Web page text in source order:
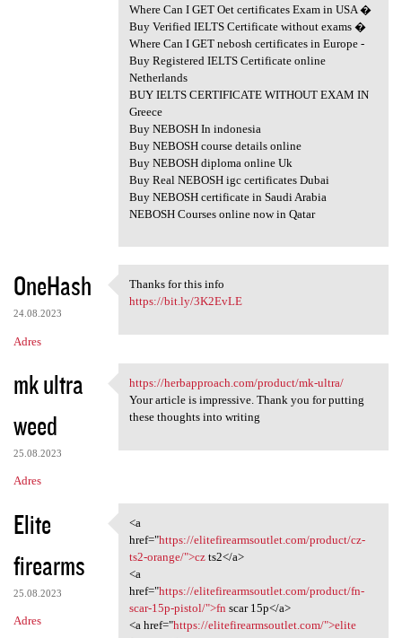
Where Can I GET Oet certificates Exam in USA �
Buy Verified IELTS Certificate without exams �
Where Can I GET nebosh certificates in Europe -
Buy Registered IELTS Certificate online
Netherlands
BUY IELTS CERTIFICATE WITHOUT EXAM IN
Greece
Buy NEBOSH In indonesia
Buy NEBOSH course details online
Buy NEBOSH diploma online Uk
Buy Real NEBOSH igc certificates Dubai
Buy NEBOSH certificate in Saudi Arabia
NEBOSH Courses online now in Qatar
OneHash
24.08.2023
Adres
Thanks for this info
Thanks for this info
https://bit.ly/3K2EvLE
mk ultra
weed
25.08.2023
Adres
https://herbapproach.com
https://herbapproach.com/product/mk-ultra/
Your article is impressive. Thank you for putting
these thoughts into writing
Elite
firearms
25.08.2023
Adres
<a href="https:/
<a
href="https://elitefirearmsoutlet.com/product/cz-
ts2-orange/">czts2</a>
<a
href="https://elitefirearmsoutlet.com/product/fn-
scar-15p-pistol/">fn scar 15p</a>
<a href="https://elitefirearmsoutlet.com/">elite